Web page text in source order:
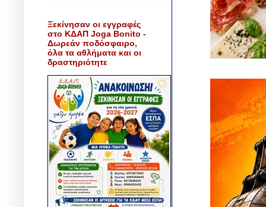
Ξεκίνησαν οι εγγραφές
στο ΚΔΑΠ Joga Bonito -
Δωρεάν ποδόσφαιρο,
όλα τα αθλήματα και οι
δραστηριότητε